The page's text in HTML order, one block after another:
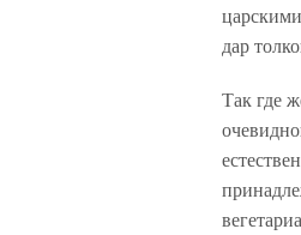
дар
Так где